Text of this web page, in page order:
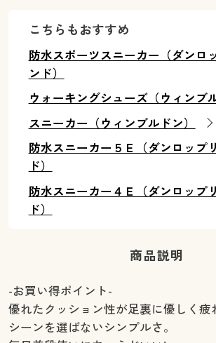
こちらもおすすめ
防水スポーツスニーカー（ダンロ
ンド）
ウォーキングシューズ（ウィンブ
スニーカー（ウィンブルドン）
防水スニーカー５Ｅ（ダンロップ
ド）
防水スニーカー４Ｅ（ダンロップ
ド）
商品説明
-お買い得ポイント-
優れたクッション性が足裏に優しく疲
シーンを選ばないシンプルさ。